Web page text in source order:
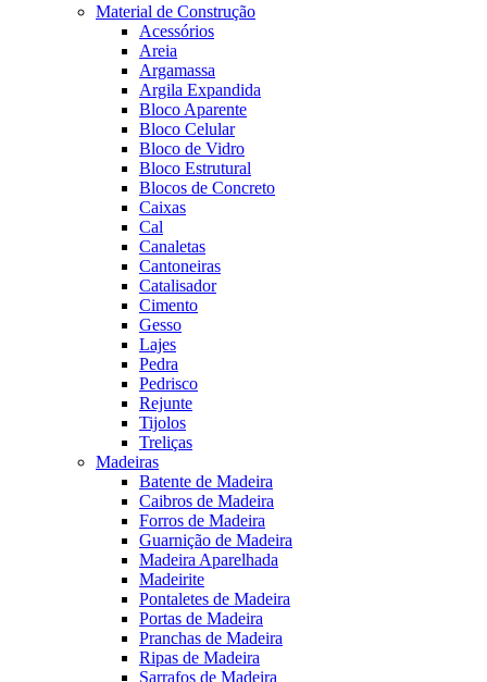
Material de Construção
Acessórios
Areia
Argamassa
Argila Expandida
Bloco Aparente
Bloco Celular
Bloco de Vidro
Bloco Estrutural
Blocos de Concreto
Caixas
Cal
Canaletas
Cantoneiras
Catalisador
Cimento
Gesso
Lajes
Pedra
Pedrisco
Rejunte
Tijolos
Treliças
Madeiras
Batente de Madeira
Caibros de Madeira
Forros de Madeira
Guarnição de Madeira
Madeira Aparelhada
Madeirite
Pontaletes de Madeira
Portas de Madeira
Pranchas de Madeira
Ripas de Madeira
Sarrafos de Madeira